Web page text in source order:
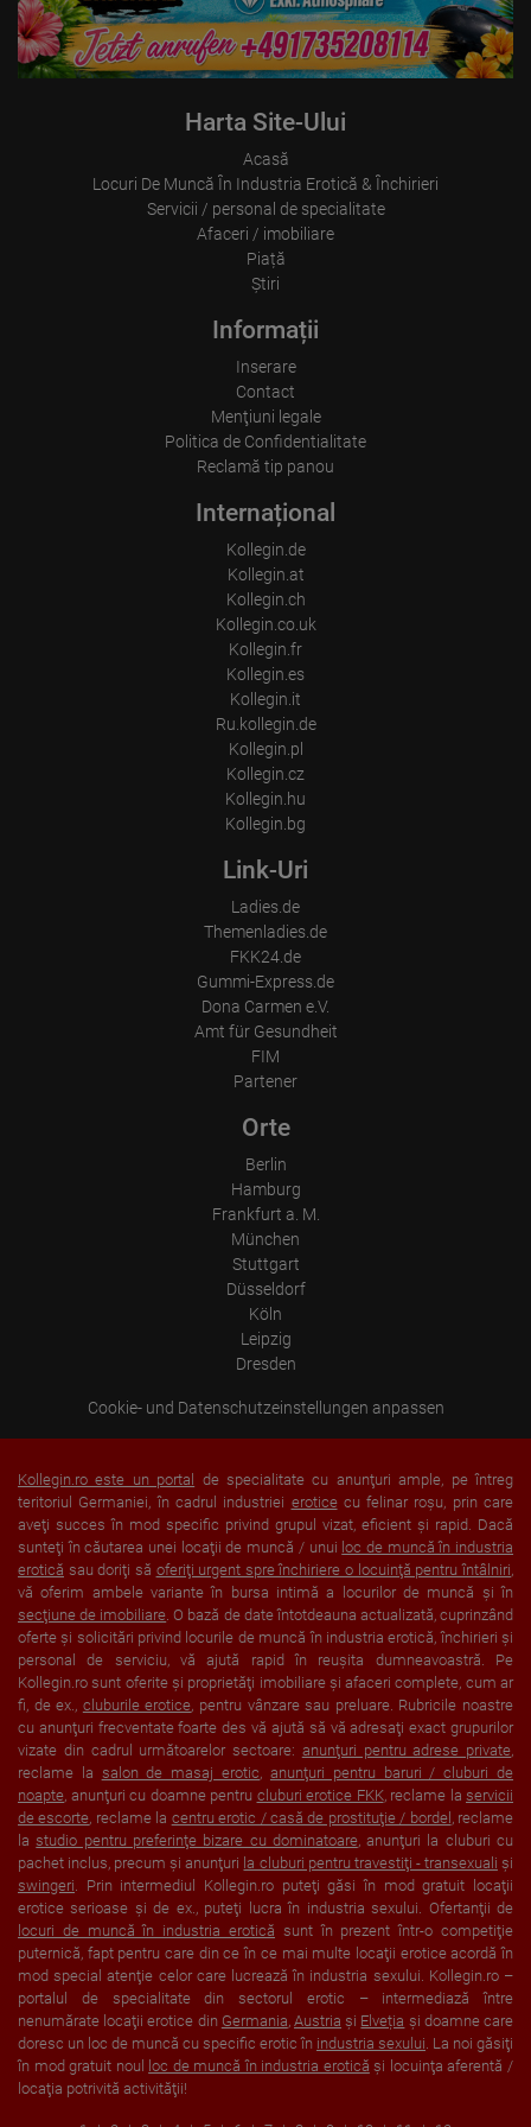
Harta Site-Ului
Acasă
Locuri De Muncă În Industria Erotică & Închirieri
Servicii / personal de specialitate
Afaceri / imobiliare
Piață
Ştiri
Informații
Inserare
Contact
Menţiuni legale
Politica de Confidentialitate
Reclamă tip panou
Internațional
Kollegin.de
Kollegin.at
Kollegin.ch
Kollegin.co.uk
Kollegin.fr
Kollegin.es
Kollegin.it
Ru.kollegin.de
Kollegin.pl
Kollegin.cz
Kollegin.hu
Kollegin.bg
Link-Uri
Ladies.de
Themenladies.de
FKK24.de
Gummi-Express.de
Dona Carmen e.V.
Amt für Gesundheit
FIM
Partener
Orte
Berlin
Hamburg
Frankfurt a. M.
München
Stuttgart
Düsseldorf
Köln
Leipzig
Dresden
Cookie- und Datenschutzeinstellungen anpassen
Kollegin.ro este un portal de specialitate cu anunţuri ample, pe întreg
teritoriul Germaniei, în cadrul industriei eroticecu felinar roşu, prin care
aveţi succes în mod specific privind grupul vizat, eficient şi rapid. Dacă
sunteţi în căutarea unei locaţii de muncă / unui loc de muncă în industria
erotică sau doriţi să oferiţi urgent spre închiriere o locuinţă pentru întâlniri
vă oferim ambele variante în bursa intimă a locurilor de muncă şi în
secţiune de imobiliare . O bază de date întotdeauna actualizată, cuprinzând
oferte şi solicitări privind locurile de muncă în industria erotică, închirieri şi
personal de serviciu, vă ajută rapid în reuşita dumneavoastră. Pe
Kollegin.ro sunt oferite şi proprietăţi imobiliare şi afaceri complete, cum ar
fi, de ex., cluburile erotice , pentru vânzare sau preluare. Rubricile noastre
cu anunţuri frecventate foarte des vă ajută să vă adresaţi exact grupurilor
vizate din cadrul următoarelor sectoare: anunţuri pentru adrese private
reclame la salon de masaj erotic
anunţuri pentru baruri / cluburi de
noapte , anunţuri cu doamne pentru cluburi erotice FKK, reclame la servicii
de escorte , reclame la centru erotic / casă de prostituţie / bordel , reclame
lastudio pentru preferinţe bizare cu dominatoare, anunţuri la cluburi cu
pachet inclus, precum şi anunţuri la cluburi pentru travestiţi - transexuali şi
swingeri . Prin intermediul Kollegin.ro puteţi găsi în mod gratuit locaţii
erotice serioase şi de ex., puteţi lucra în industria sexului. Ofertanţii de
locuri de muncă în industria erotică sunt în prezent într-o competiţie
puternică, fapt pentru care din ce în ce mai multe locaţii erotice acordă în
mod special atenţie celor care lucrează în industria sexului. Kollegin.ro –
portalul de specialitate din sectorul erotic – intermediază între
nenumărate locaţii erotice din Germania ,Austria şi Elveția şi doamne care
doresc un loc de muncă cu specific erotic în industria sexului . La noi găsiţi
în mod gratuit noul loc de muncă în industria erotică şi locuinţa aferentă /
locaţia potrivită activităţii!